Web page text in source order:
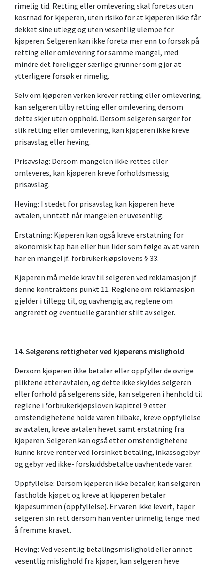
rimelig tid. Retting eller omlevering skal foretas uten
kostnad for kjøperen, uten risiko for at kjøperen ikke får
dekket sine utlegg og uten vesentlig ulempe for
kjøperen. Selgeren kan ikke foreta mer enn to forsøk på
retting eller omlevering for samme mangel, med
mindre det foreligger særlige grunner som gjør at
ytterligere forsøk er rimelig.
Selv om kjøperen verken krever retting eller omlevering,
kan selgeren tilby retting eller omlevering dersom
dette skjer uten opphold. Dersom selgeren sørger for
slik retting eller omlevering, kan kjøperen ikke kreve
prisavslag eller heving.
Prisavslag: Dersom mangelen ikke rettes eller
omleveres, kan kjøperen kreve forholdsmessig
prisavslag.
Heving: I stedet for prisavslag kan kjøperen heve
avtalen, unntatt når mangelen er uvesentlig.
Erstatning: Kjøperen kan også kreve erstatning for
økonomisk tap han eller hun lider som følge av at varen
har en mangel jf. forbrukerkjøpslovens § 33.
Kjøperen må melde krav til selgeren ved reklamasjon jf
denne kontraktens punkt 11. Reglene om reklamasjon
gjelder i tillegg til, og uavhengig av, reglene om
angrerett og eventuelle garantier stilt av selger.
14. Selgerens rettigheter ved kjøperens mislighold
Dersom kjøperen ikke betaler eller oppfyller de øvrige
pliktene etter avtalen, og dette ikke skyldes selgeren
eller forhold på selgerens side, kan selgeren i henhold til
reglene i forbrukerkjøpsloven kapittel 9 etter
omstendighetene holde varen tilbake, kreve oppfyllelse
av avtalen, kreve avtalen hevet samt erstatning fra
kjøperen. Selgeren kan også etter omstendighetene
kunne kreve renter ved forsinket betaling, inkassogebyr
og gebyr ved ikke- forskuddsbetalte uavhentede varer.
Oppfyllelse: Dersom kjøperen ikke betaler, kan selgeren
fastholde kjøpet og kreve at kjøperen betaler
kjøpesummen (oppfyllelse). Er varen ikke levert, taper
selgeren sin rett dersom han venter urimelig lenge med
å fremme kravet.
Heving: Ved vesentlig betalingsmislighold eller annet
vesentlig mislighold fra kjøper, kan selgeren heve